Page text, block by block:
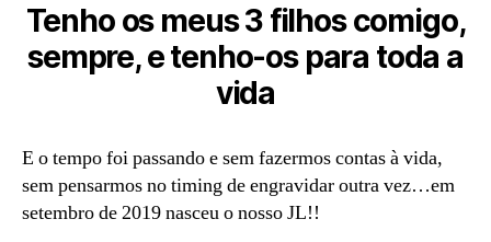
Tenho os meus 3 filhos comigo,
sempre, e tenho-os para toda a
vida
E o tempo foi passando e sem fazermos contas à vida,
sem pensarmos no timing de engravidar outra vez…em
setembro de 2019 nasceu o nosso JL!!